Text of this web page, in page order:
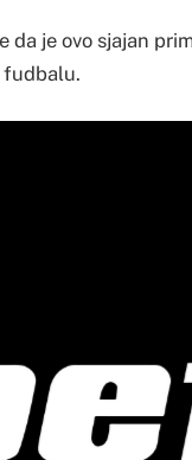
da je ovo sjajan
fudbalu.